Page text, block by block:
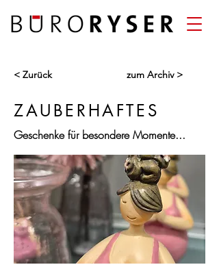
< Zurück zum Archiv >
ZAUBERHAFTES
Geschenke für besondere Momente...